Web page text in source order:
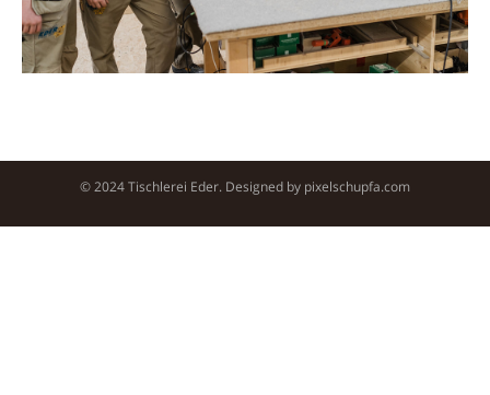
© 2024 Tischlerei Eder. Designed by pixelschupfa.com